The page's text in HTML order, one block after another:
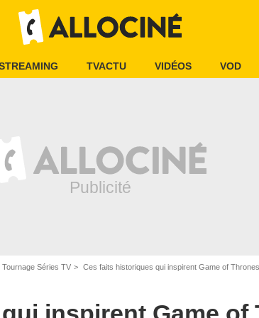
TVACTU VIDÉOS VOD
Tournage Séries TV Ces faits historiques qui inspirent Game of